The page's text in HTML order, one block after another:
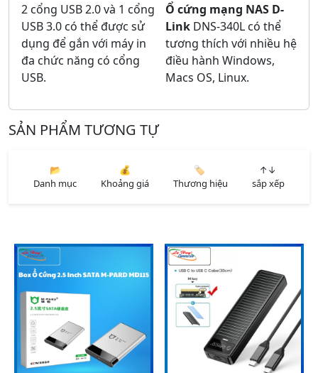
2 cổng USB 2.0 và 1 cổng
USB 3.0 có thể được sử
dụng để gắn với máy in
đa chức năng có cổng
USB.
Ổ cứng mạng NAS D-
Link DNS-340L có thể
tương thích với nhiều hệ
điều hành Windows,
Macs OS, Linux.
SẢN PHẨM TƯƠNG TỰ
📂
Danh mục
💰
Khoảng giá
🏷️
Thương hiệu
↑↓
sắp xếp